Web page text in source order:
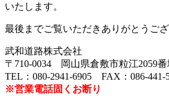
いたします。
最後までご覧いただきありがとうござ
武和道路株式会社
〒710-0034 岡山県倉敷市粒江2059番
TEL：080-2941-6905 FAX：086-441-
※営業電話固くお断り